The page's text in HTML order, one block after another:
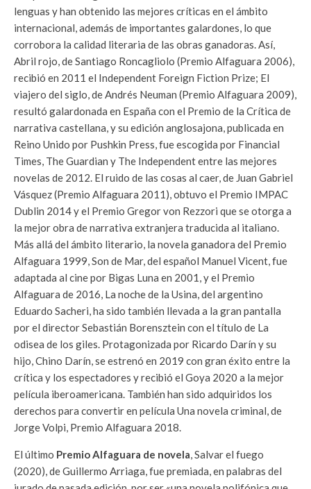
lenguas y han obtenido las mejores críticas en el ámbito
internacional, además de importantes galardones, lo que
corrobora la calidad literaria de las obras ganadoras. Así,
Abril rojo, de Santiago Roncagliolo (Premio Alfaguara 2006),
recibió en 2011 el Independent Foreign Fiction Prize; El
viajero del siglo, de Andrés Neuman (Premio Alfaguara 2009),
resultó galardonada en España con el Premio de la Crítica de
narrativa castellana, y su edición anglosajona, publicada en
Reino Unido por Pushkin Press, fue escogida por Financial
Times, The Guardian y The Independent entre las mejores
novelas de 2012. El ruido de las cosas al caer, de Juan Gabriel
Vásquez (Premio Alfaguara 2011), obtuvo el Premio IMPAC
Dublin 2014 y el Premio Gregor von Rezzori que se otorga a
la mejor obra de narrativa extranjera traducida al italiano.
Más allá del ámbito literario, la novela ganadora del Premio
Alfaguara 1999, Son de Mar, del español Manuel Vicent, fue
adaptada al cine por Bigas Luna en 2001, y el Premio
Alfaguara de 2016, La noche de la Usina, del argentino
Eduardo Sacheri, ha sido también llevada a la gran pantalla
por el director Sebastián Borensztein con el título de La
odisea de los giles. Protagonizada por Ricardo Darín y su
hijo, Chino Darín, se estrenó en 2019 con gran éxito entre la
crítica y los espectadores y recibió el Goya 2020 a la mejor
película iberoamericana. También han sido adquiri­dos los
derechos para convertir en película Una no­vela criminal, de
Jorge Volpi, Premio Alfaguara 2018.
El último Premio Alfaguara de novela, Salvar el fuego
(2020), de Guillermo Arriaga, fue premiada, en palabras del